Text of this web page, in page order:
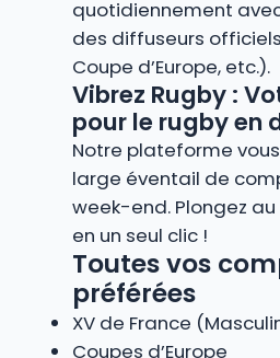
quotidiennement
des diffuseurs
Coupe d’Europe, etc.).
Vibrez Rugby :
pour le rugby en
Notre plateforme
large éventail de
week-end. Plongez
en un seul clic !
Toutes vos
préférées
XV de France
Coupes d’Europe